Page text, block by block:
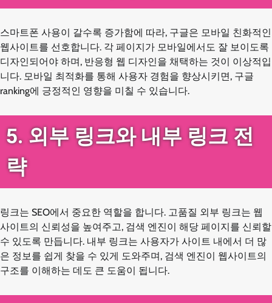
스마트폰 사용이 갈수록 증가함에 따라, 구글은 모바일 친화적인
웹사이트를 선호합니다. 각 페이지가 모바일에서도 잘 보이도록
디자인되어야 하며, 반응형 웹 디자인을 채택하는 것이 이상적입
니다. 모바일 최적화를 통해 사용자 경험을 향상시키면, 구글
ranking에 긍정적인 영향을 미칠 수 있습니다.
5. 외부 링크와 내부 링크 전
략
링크는 SEO에서 중요한 역할을 합니다. 고품질 외부 링크는 웹
사이트의 신뢰성을 높여주고, 검색 엔진이 해당 페이지를 신뢰할
수 있도록 만듭니다. 내부 링크는 사용자가 사이트 내에서 더 많
은 정보를 쉽게 찾을 수 있게 도와주며, 검색 엔진이 웹사이트의
구조를 이해하는 데도 큰 도움이 됩니다.